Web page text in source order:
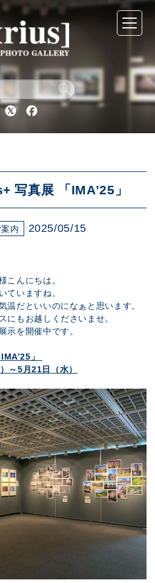
Twitter Facebook
写真展 「IMA’25」
内 2025/05/15
こんにちは。
ていますね。
温だといいのになぁと思います。
にもお越しくださいませ。
示を開催中です。
」
～5月21日（水）